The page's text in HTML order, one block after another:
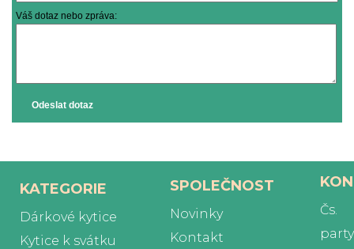
Váš dotaz nebo zpráva:
Odeslat dotaz
KATEGORIE
Dárkové kytice
Kytice k svátku
SPOLEČNOST
Novinky
Kontakt
Čs.